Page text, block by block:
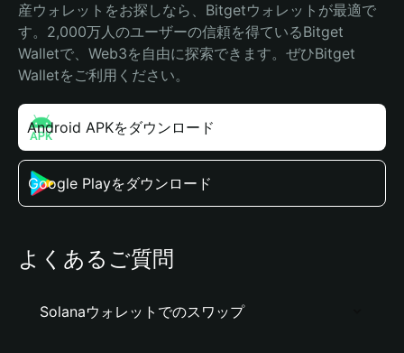
産ウォレットをお探しなら、Bitgetウォレットが最適で
す。2,000万人のユーザーの信頼を得ているBitget
Walletで、Web3を自由に探索できます。ぜひBitget
Walletをご利用ください。
Android APKをダウンロード
Google Playをダウンロード
よくあるご質問
Solanaウォレットでのスワップ